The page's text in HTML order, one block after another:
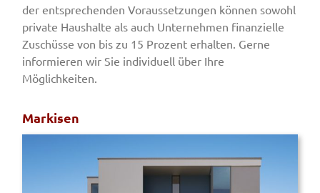
der entsprechenden Voraussetzungen können sowohl
private Haushalte als auch Unternehmen finanzielle
Zuschüsse von bis zu 15 Prozent erhalten. Gerne
informieren wir Sie individuell über Ihre
Möglichkeiten.
Markisen